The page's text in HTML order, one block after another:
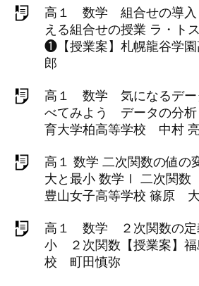
高１ 数学 組合せの導
える組合せの授業 ラ・ト
❶【授業案】札幌龍谷学
郎
高１ 数学 気になるデー
べてみよう データの分析
育大学柏高等学校 中村
高１ 数学 二次関数の値
大と最小 数学Ⅰ 二次関数
豊山女子高等学校 篠原
高１ 数学 ２次関数の定
小 ２次関数【授業案】福
校 町田慎弥